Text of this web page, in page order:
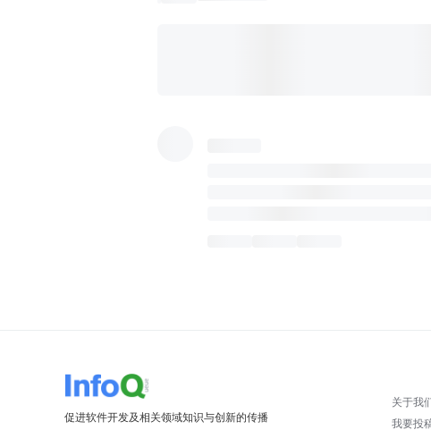
促进软件开发及相关领域知识与创新的传播
关于我
我要投